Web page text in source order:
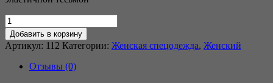
Добавить в корзину
Артикул: 112 Категории: Женская спецодежда, Женский
Отзывы (0)